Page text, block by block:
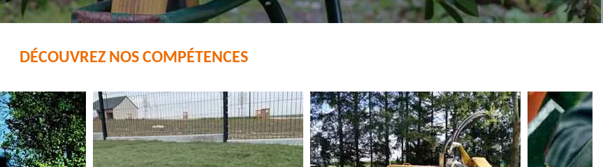
DÉCOUVREZ NOS COMPÉTENCES